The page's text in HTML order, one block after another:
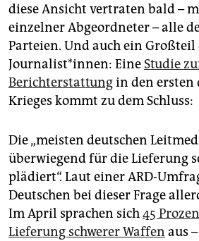
diese Ansicht vertraten bald –
einzelner Abgeordneter – alle
Parteien. Und auch ein Großteil
Journalist*innen: Eine Studie
Berichterstattungin den ersten
Krieges kommt zu dem Schluss:
Die „meisten deutschen
überwiegend für die Lieferung
plädiert“. Laut einer ARD-
Deutschen bei dieser Frage
Im April sprachen sich45
Lieferung schwerer Waffen aus